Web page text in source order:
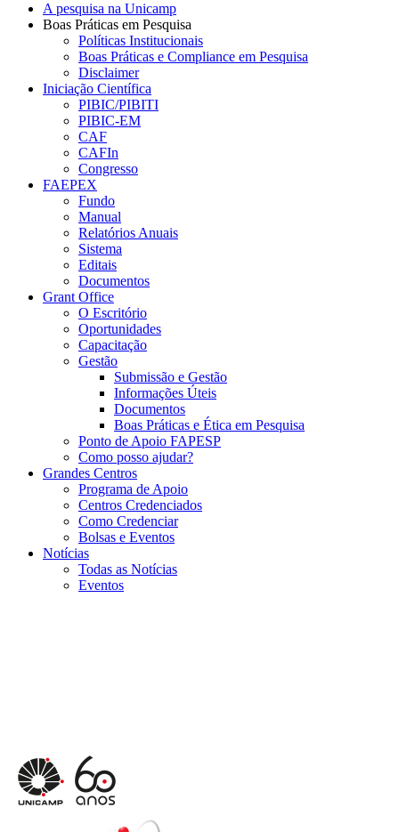
A pesquisa na Unicamp
Boas Práticas em Pesquisa
Políticas Institucionais
Boas Práticas e Compliance em Pesquisa
Disclaimer
Iniciação Científica
PIBIC/PIBITI
PIBIC-EM
CAF
CAFIn
Congresso
FAEPEX
Fundo
Manual
Relatórios Anuais
Sistema
Editais
Documentos
Grant Office
O Escritório
Oportunidades
Capacitação
Gestão
Submissão e Gestão
Informações Úteis
Documentos
Boas Práticas e Ética em Pesquisa
Ponto de Apoio FAPESP
Como posso ajudar?
Grandes Centros
Programa de Apoio
Centros Credenciados
Como Credenciar
Bolsas e Eventos
Notícias
Todas as Notícias
Eventos